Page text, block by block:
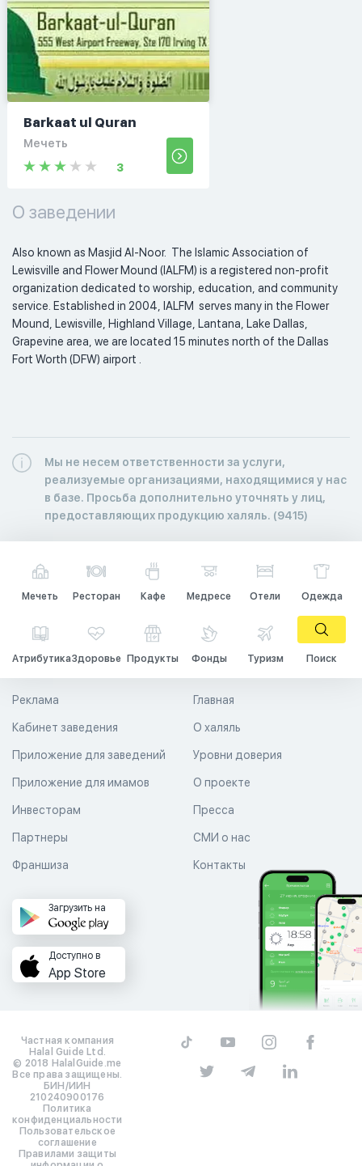
Barkaat ul Quran
Мечеть
3
О заведении
Also known as Masjid Al-Noor.  The Islamic Association of
Lewisville and Flower Mound (IALFM) is a registered non-profit
organization dedicated to worship, education, and community
service. Established in 2004, IALFM  serves many in the Flower
Mound, Lewisville, Highland Village, Lantana, Lake Dallas,
Grapevine area, we are located 15 minutes north of the Dallas
Fort Worth (DFW) airport .
Мы не несем ответственности за услуги,
реализуемые организациями, находящимися у нас
в базе. Просьба дополнительно уточнять у лиц,
предоставляющих продукцию халяль. (9415)
Мечеть Ресторан Кафе Медресе Отели Одежда
АтрибутикаЗдоровье Продукты Фонды Туризм Поиск
Главная
О халяль
Уровни доверия
Реклама
Кабинет заведения
Приложение для заведений
Приложение для имамов О проекте
Пресса
СМИ о нас
Контакты
Инвесторам
Партнеры
Франшиза
Загрузить на
Доступно в
App Store
Частная компания
Halal Guide Ltd.
© 2018 HalalGuide.me
Все права защищены.
БИН/ИИН
210240900176
Политика
конфиденциальности
Пользовательское
соглашение
Правилами защиты